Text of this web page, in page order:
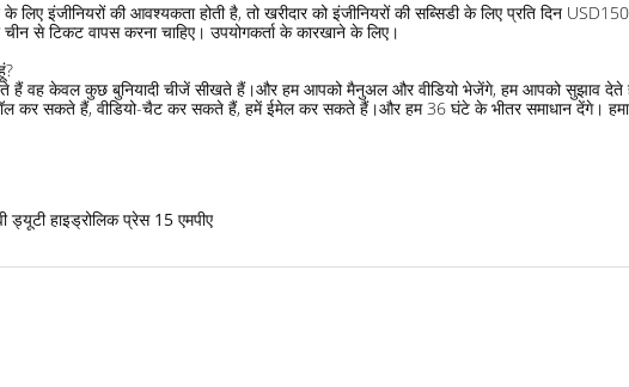
लिए इंजीनियरों की आवश्यकता होती है, तो खरीदार को इंजीनियरों की सब्सिडी के लिए प्रति दिन
से टिकट वापस करना चाहिए। उपयोगकर्ता के कारखाने के लिए।
हैं वह केवल कुछ बुनियादी चीजें सीखते हैं।और हम आपको मैनुअल और वीडियो भेजेंगे, हम आपको सुझाव देते
सकते हैं, वीडियो-चैट कर सकते हैं, हमें ईमेल कर सकते हैं।और हम 36 घंटे के भीतर समाधान देंगे। हमारे
ड्यूटी हाइड्रोलिक प्रेस 15 एमपीए